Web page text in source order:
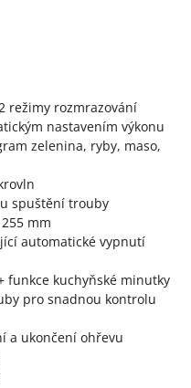
režimy rozmrazování
nastavením výkonu
zelenina, ryby, maso,
spuštění trouby
mm
automatické vypnutí
funkce kuchyňské minutky
pro snadnou kontrolu
a ukončení ohřevu